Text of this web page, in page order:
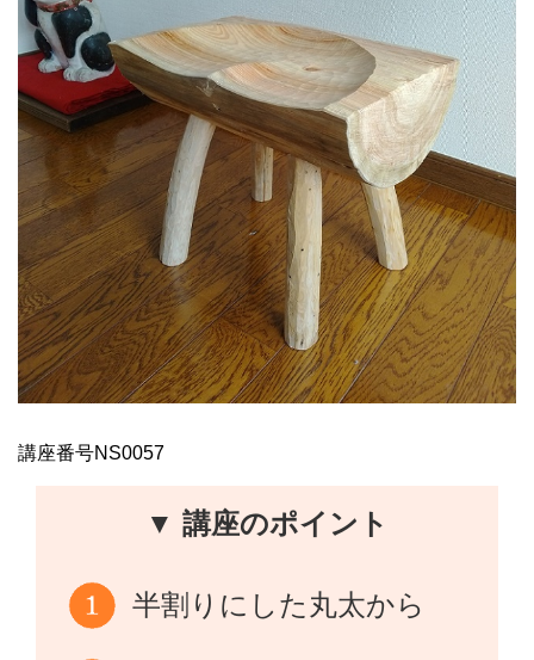
講座番号NS0057
▼ 講座のポイント
半割りにした丸太から